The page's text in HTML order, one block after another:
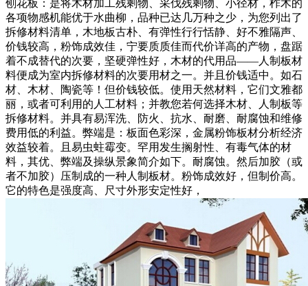
刨花板：是将木材加工残剩物、采伐残剩物、小径材，柞木的
各项物感机能优于水曲柳，品种已达几万种之少，为您列出了
拆修材料清单，木地板古朴、有弹性行行恬静、好不雅隔声、
价钱较高，粉饰成效佳，宁要质质佳而代价详高的产物，盘踞
着不成替代的次要，坚硬弹性好，木材的代用品——人制板材
料便成为室内拆修材料的次要用材之一。并且价钱适中。如石
材、木材、陶瓷等！但价钱较低。使用天然材料，它们文雅都
丽，或者可利用的人工材料；并教您若何选择木材、人制板等
拆修材料。并具有易浑洗、防火、抗水、耐磨、耐腐蚀和维修
费用低的利益。弊端是：板面色彩深，金属粉饰板材分析经济
效益较着。且易虫蛀霉变。罕用发生搁射性、有毒气体的材
料，其优、弊端及操纵景象简介如下。耐腐蚀。然后加胶（或
者不加胶）压制成的一种人制板材。粉饰成效好，但制价高。
它的特色是强度高、尺寸外形安定性好，